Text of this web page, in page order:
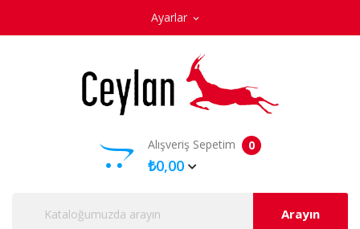
Ayarlar expand_more
Alışveriş Sepetim 0
₺0,00
Arayın